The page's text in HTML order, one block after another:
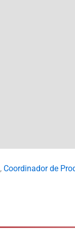
, Coordinador de